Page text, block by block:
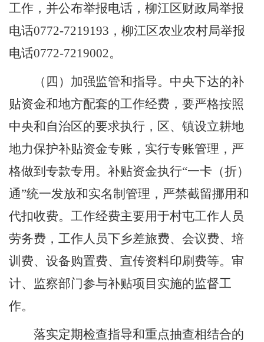
工作，并公布举报电话 ， 柳江区财政局举报
电话0772-7219193 ，柳江区农业农村局举报
电话0772-7219002。
（四）加强监管和指导。 中央下达的补
贴资金和地方配套的工作经费，要严格按照
中央和自治区的要求执行，区、镇设立耕地
地力保护补贴资金专账，实行专账管理，严
格做到专款专用。补贴资金执行“一卡（折）
通”统一发放和实名制管理，严禁截留挪用和
代扣收费。工作经费主要用于村屯工作人员
劳务费，工作人员下乡差旅费、会议费、培
训费、设备购置费、宣传资料印刷费等。审
计、监察部门参与补贴项目实施的监督工
作。
落实定期检查指导和重点抽查相结合的